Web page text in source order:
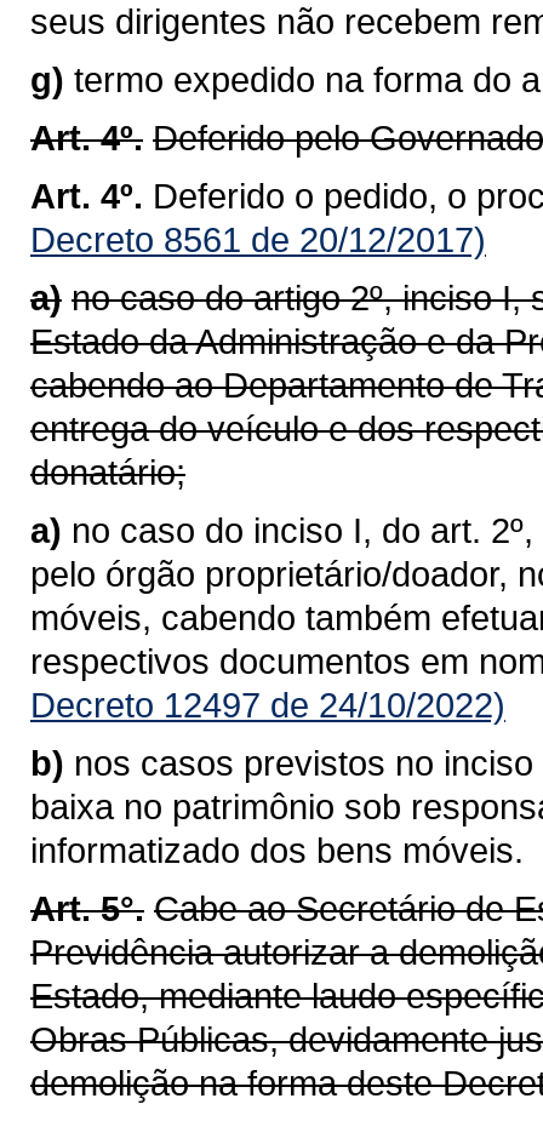
seus dirigentes não recebem
g) termo expedido na forma do
Art. 4º. Deferido pelo
Art. 4º. Deferido o pedido, o
Decreto 8561 de 20/12/2017)
a) no caso do artigo 2º, inciso I,
Estado da Administração e da
cabendo ao Departamento de
entrega do veículo e dos
donatário;
a) no caso do inciso I, do art.
pelo órgão proprietário/doador,
móveis, cabendo também
respectivos documentos em
Decreto 12497 de 24/10/2022)
b) nos casos previstos no
baixa no patrimônio sob
informatizado dos bens móveis.
Art. 5°. Cabe ao Secretário de
Previdência autorizar a
Estado, mediante laudo
Obras Públicas, devidamente
demolição na forma deste